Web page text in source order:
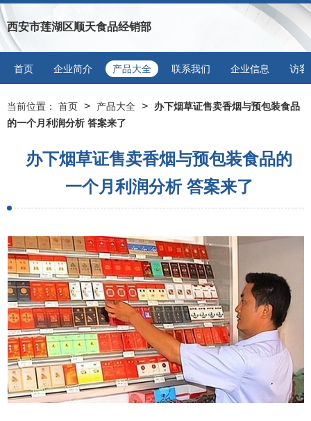
西安市莲湖区顺天食品经销部
首页 企业简介 产品大全 联系我们 企业信息 访客
当前位置： 首页 > 产品大全 >
办下烟草证售卖香烟与预包装食品
的一个月利润分析 答案来了
办下烟草证售卖香烟与预包装食品的
一个月利润分析 答案来了